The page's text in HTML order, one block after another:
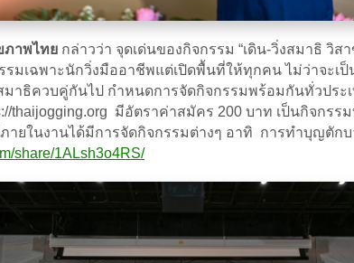
ภาพไทย กล่าวว่า จุดเด่นของกิจกรรม “เดิน-วิ่งสมาธิ วิ
รมเฉพาะนักวิ่งมืออาชีพแต่เปิดพื้นที่ให้ทุกคน ไม่ว่าจะ
าธิควบคู่กันไป กำหนดการจัดกิจกรรมพร้อมกันทั่วประ
มีอัตราค่าสมัคร 200 บาท เป็นกิจกร
ภายในงานได้มีการจัดกิจกรรมต่างๆ อาทิ การทำบุญ
share/1ALsh3o4RS/